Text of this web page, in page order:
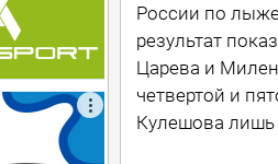
России по
результат
Царева и
четвертой и
Кулешова лишь